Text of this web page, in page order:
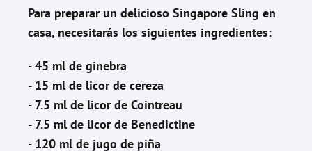
Para preparar un delicioso Singapore Sling en
casa, necesitarás los siguientes ingredientes:
- 45 ml de ginebra
- 15 ml de licor de cereza
- 7.5 ml de licor de Cointreau
- 7.5 ml de licor de Benedictine
- 120 ml de jugo de piña